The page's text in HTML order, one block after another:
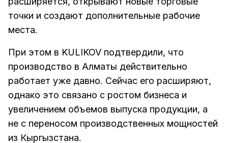
точки и создают дополнительные рабочие
места.
При этом в KULIKOV подтвердили, что
производство в Алматы действительно
работает уже давно. Сейчас его расширяют,
однако это связано с ростом бизнеса и
увеличением объемов выпуска продукции, а
не с переносом производственных мощностей
из Кыргызстана.